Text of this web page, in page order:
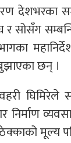
देशभरका
सोसँग
छन् ।
निर्माण
मूल्य